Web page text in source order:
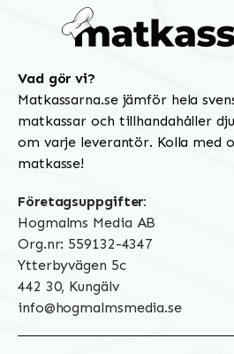
Vad gör vi?
Matkassarna.se jämför hela
matkassar och tillhandahåller
om varje leverantör. Kolla med
matkasse!
Företagsuppgifter:
Hogmalms Media AB
Org.nr: 559132-4347
Ytterbyvägen 5c
442 30, Kungälv
info@hogmalmsmedia.se